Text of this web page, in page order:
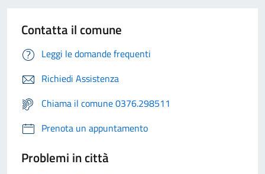
Contatta il comune
Leggi le domande frequenti
Richiedi Assistenza
Chiama il comune 0376.298511
Prenota un appuntamento
Problemi in città